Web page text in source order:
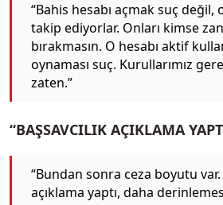
“Bahis hesabı açmak suç değil,
takip ediyorlar. Onları kimse
bırakmasın. O hesabı aktif
oynaması suç. Kurullarımız
zaten.”
“BAŞSAVCILIK AÇIKLAMA
“Bundan sonra ceza boyutu var.
açıklama yaptı, daha